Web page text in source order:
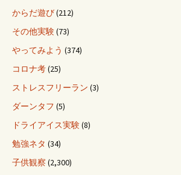
からだ遊び(212)
その他実験(73)
やってみよう (374)
コロナ考(25)
ストレスフリーラン (3)
ダーンタフ (5)
ドライアイス実験(8)
勉強ネタ (34)
子供観察 (2,300)